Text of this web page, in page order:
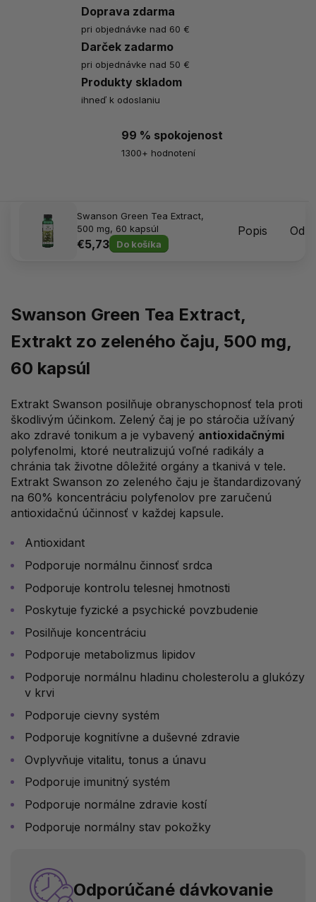
Doprava zdarma
pri objednávke nad 60 €
Darček zadarmo
pri objednávke nad 50 €
Produkty skladom
ihneď k odoslaniu
99 % spokojenost
1300+ hodnotení
Swanson Green Tea Extract,
500 mg, 60 kapsúl
€5,73 Do košíka
Popis
Swanson Green Tea Extract,
Extrakt zo zeleného čaju, 500 mg,
60 kapsúl
Extrakt Swanson posilňuje obranyschopnosť tela proti
škodlivým účinkom. Zelený čaj je po stáročia užívaný
ako zdravé tonikum a je vybavený antioxidačnými
polyfenolmi, ktoré neutralizujú voľné radikály a
chránia tak životne dôležité orgány a tkanivá v tele.
Extrakt Swanson zo zeleného čaju je štandardizovaný
na 60% koncentráciu polyfenolov pre zaručenú
antioxidačnú účinnosť v každej kapsule.
Antioxidant
Podporuje normálnu činnosť srdca
Podporuje kontrolu telesnej hmotnosti
Poskytuje fyzické a psychické povzbudenie
Posilňuje koncentráciu
Podporuje metabolizmus lipidov
Podporuje normálnu hladinu cholesterolu a glukózy
v krvi
Podporuje cievny systém
Podporuje kognitívne a duševné zdravie
Ovplyvňuje vitalitu, tonus a únavu
Podporuje imunitný systém
Podporuje normálne zdravie kostí
Podporuje normálny stav pokožky
Odporúčané dávkovanie